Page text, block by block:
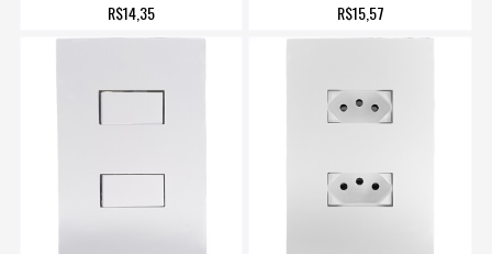
R$14,35 R$15,57